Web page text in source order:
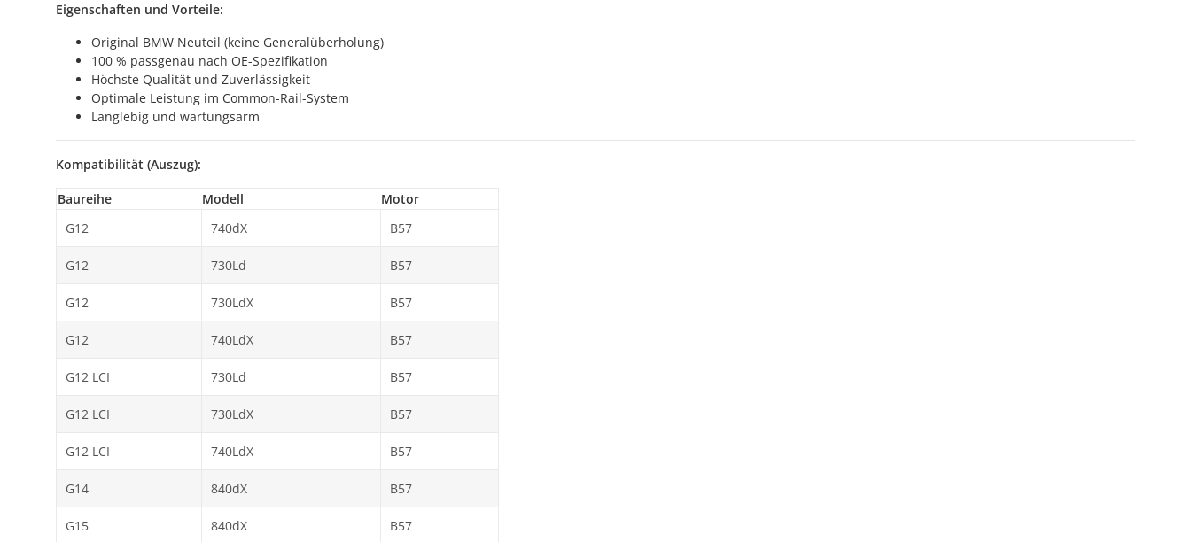
Eigenschaften und Vorteile:
Original BMW Neuteil (keine Generalüberholung)
100 % passgenau nach OE-Spezifikation
Höchste Qualität und Zuverlässigkeit
Optimale Leistung im Common-Rail-System
Langlebig und wartungsarm
Kompatibilität (Auszug):
Baureihe Modell
Motor
G12
740dX B57
G12 730Ld B57
G12 730LdX B57
G12 740LdX B57
G12 LCI 730Ld B57
G12 LCI 730LdX B57
G12 LCI 740LdX B57
G14 840dX B57
G15 840dX B57